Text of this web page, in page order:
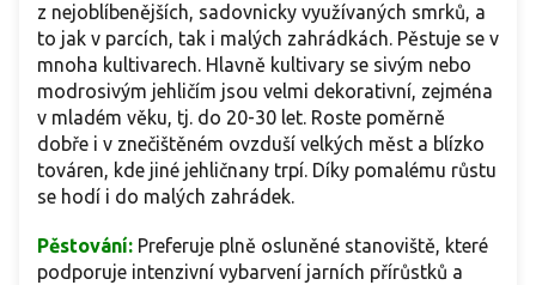
z nejoblíbenějších, sadovnicky využívaných smrků, a
to jak v parcích, tak i malých zahrádkách. Pěstuje se v
mnoha kultivarech. Hlavně kultivary se sivým nebo
modrosivým jehličím jsou velmi dekorativní, zejména
v mladém věku, tj. do 20-30 let. Roste poměrně
dobře i v znečištěném ovzduší velkých měst a blízko
továren, kde jiné jehličnany trpí. Díky pomalému růstu
se hodí i do malých zahrádek.
Pěstování: Preferuje plně osluněné stanoviště, které
podporuje intenzivní vybarvení jarních přírůstků a